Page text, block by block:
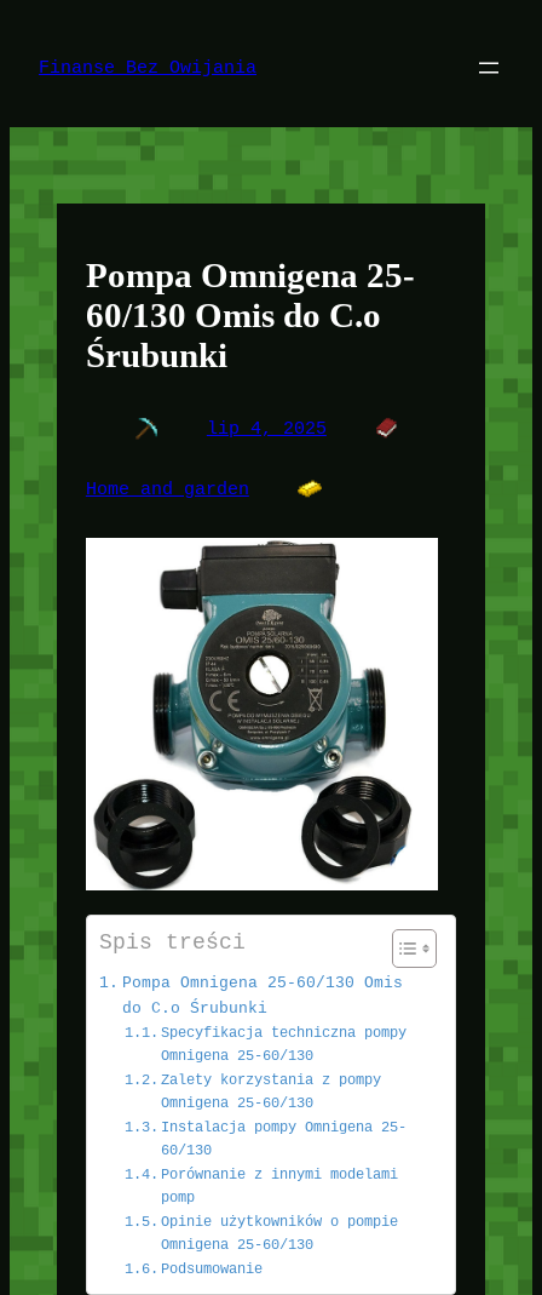
treści
Finanse Bez Owijania
Pompa Omnigena 25-
60/130 Omis do C.o
Śrubunki
lip 4, 2025
Home and garden
Spis treści
Pompa Omnigena 25-60/130 Omis
do C.o Śrubunki
Specyfikacja techniczna pompy
Omnigena 25-60/130
Zalety korzystania z pompy
Omnigena 25-60/130
Instalacja pompy Omnigena 25-
60/130
Porównanie z innymi modelami
pomp
Opinie użytkowników o pompie
Omnigena 25-60/130
Podsumowanie